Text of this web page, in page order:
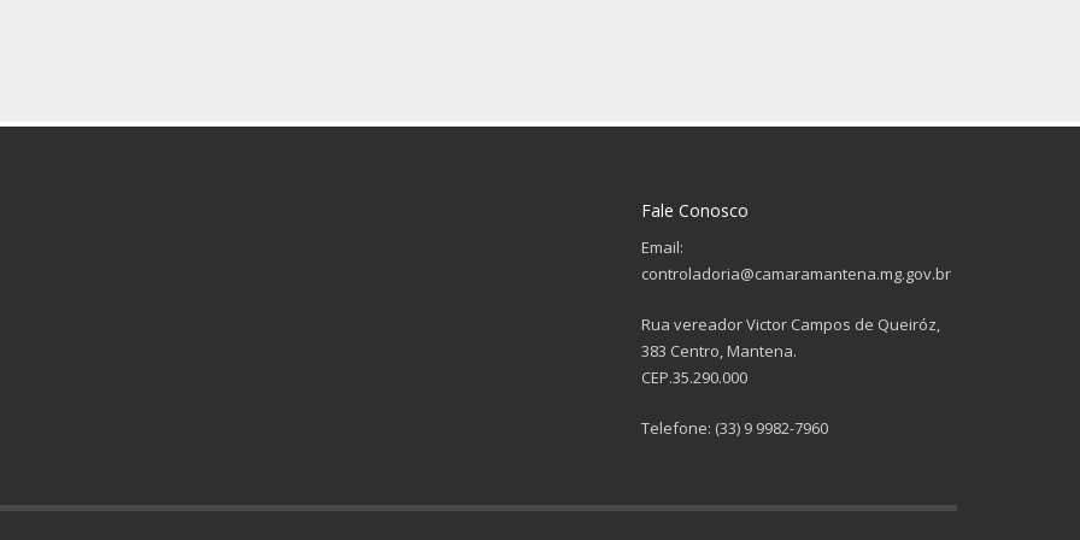
Fale Conosco
Email:
controladoria@camaramantena.mg.gov.br
Rua vereador Victor Campos de Queiróz,
383 Centro, Mantena.
CEP.35.290.000
Telefone: (33) 9 9982-7960